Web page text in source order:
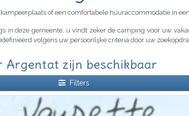
of een comfortabele huuraccommodatie in een
in deze gemeente, u vindt zeker de camping voor uw
volgens uw persoonlijke criteria door uw
Argentat zijn beschikbaar
Filters